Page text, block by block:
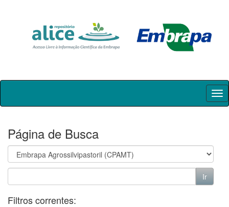
Skip
Página de Busca
Filtros correntes: